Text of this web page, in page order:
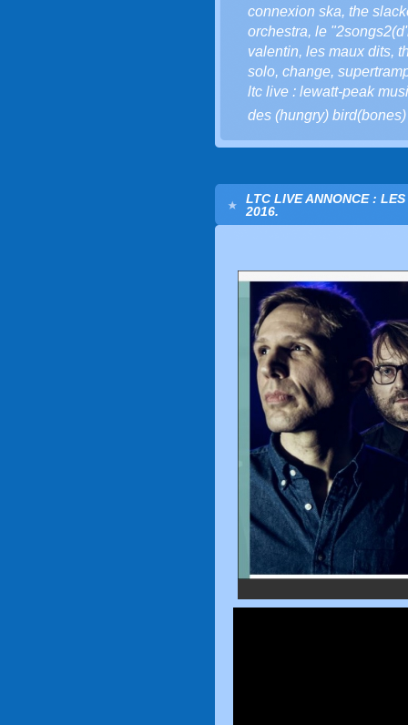
connexion ska, the
orchestra, le
valentin, les maux dits,
solo, change,
ltc live : lewatt-peak
des (hungry)
LTC LIVE ANNONCE :
2016.